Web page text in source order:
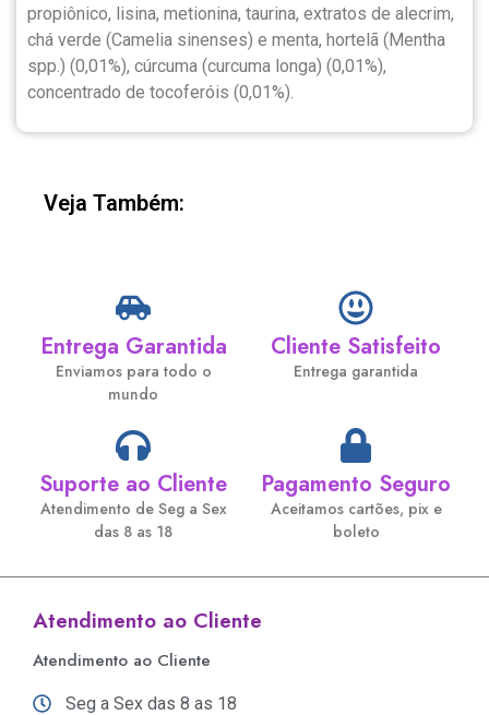
propiônico, lisina, metionina, taurina, extratos de alecrim,
chá verde (Camelia sinenses) e menta, hortelã (Mentha
spp.) (0,01%), cúrcuma (curcuma longa) (0,01%),
concentrado de tocoferóis (0,01%).
Veja Também:
Entrega Garantida
Enviamos para todo o
mundo
Cliente Satisfeito
Entrega garantida
Suporte ao Cliente
Atendimento de Seg a Sex
das 8 as 18
Pagamento Seguro
Aceitamos cartões, pix e
boleto
Atendimento ao Cliente
Atendimento ao Cliente
Seg a Sex das 8 as 18